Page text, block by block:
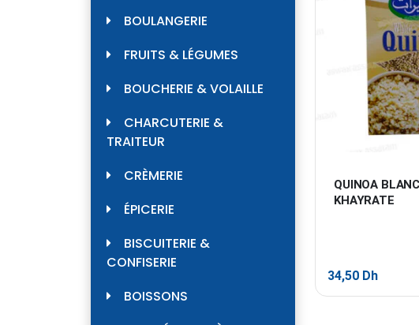
QUINOA
KHAYRATE
34,50 Dh
BOULANGERIE
FRUITS & LÉGUMES
BOUCHERIE & VOLAILLE
CHARCUTERIE &
TRAITEUR
CRÈMERIE
ÉPICERIE
BISCUITERIE &
CONFISERIE
BOISSONS